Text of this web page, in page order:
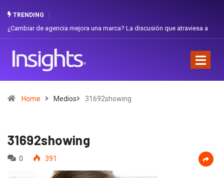
TRENDING
de agencia mejora una marca? La discusión que atraviesa a
Gabriela
Home Medios 31692showing
31692showing
0 391